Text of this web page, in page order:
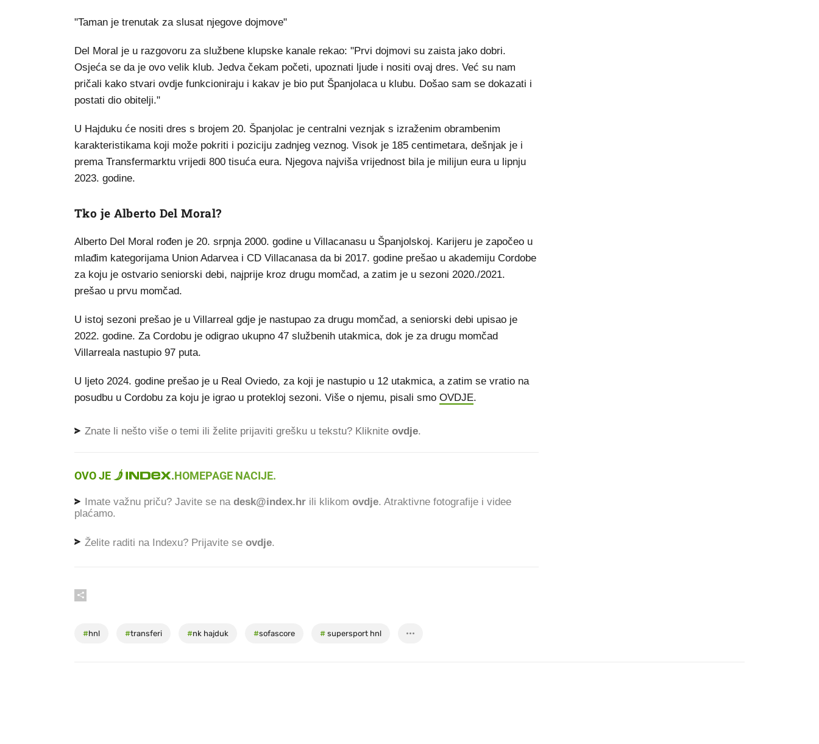
"Taman je trenutak za slusat njegove dojmove"
Del Moral je u razgovoru za službene klupske kanale rekao: "Prvi dojmovi su zaista jako dobri.
Osjeća se da je ovo velik klub. Jedva čekam početi, upoznati ljude i nositi ovaj dres. Već su nam
pričali kako stvari ovdje funkcioniraju i kakav je bio put Španjolaca u klubu. Došao sam se dokazati i
postati dio obitelji."
U Hajduku će nositi dres s brojem 20. Španjolac je centralni veznjak s izraženim obrambenim
karakteristikama koji može pokriti i poziciju zadnjeg veznog. Visok je 185 centimetara, dešnjak je i
prema Transfermarktu vrijedi 800 tisuća eura. Njegova najviša vrijednost bila je milijun eura u lipnju
2023. godine.
Tko je Alberto Del Moral?
Alberto Del Moral rođen je 20. srpnja 2000. godine u Villacanasu u Španjolskoj. Karijeru je započeo u
mlađim kategorijama Union Adarvea i CD Villacanasa da bi 2017. godine prešao u akademiju Cordobe
za koju je ostvario seniorski debi, najprije kroz drugu momčad, a zatim je u sezoni 2020./2021.
prešao u prvu momčad.
U istoj sezoni prešao je u Villarreal gdje je nastupao za drugu momčad, a seniorski debi upisao je
2022. godine. Za Cordobu je odigrao ukupno 47 službenih utakmica, dok je za drugu momčad
Villarreala nastupio 97 puta.
U ljeto 2024. godine prešao je u Real Oviedo, za koji je nastupio u 12 utakmica, a zatim se vratio na
posudbu u Cordobu za koju je igrao u protekloj sezoni. Više o njemu, pisali smo OVDJE.
Znate li nešto više o temi ili želite prijaviti grešku u tekstu? Kliknite ovdje.
OVO JE .HOMEPAGE NACIJE.
Imate važnu priču? Javite se na desk@index.hr ili klikom ovdje. Atraktivne fotografije i videe
plaćamo.
Želite raditi na Indexu? Prijavite se ovdje.
#hnl #transferi #nk hajduk #sofascore # supersport hnl